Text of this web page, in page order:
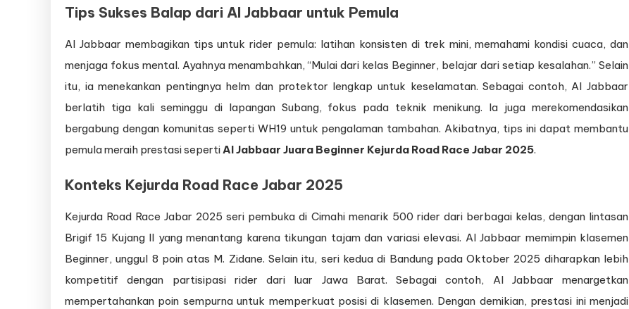
Tips Sukses Balap dari Al Jabbaar untuk Pemula
Al Jabbaar membagikan tips untuk rider pemula: latihan konsisten di trek mini, memahami kondisi cuaca, dan
menjaga fokus mental. Ayahnya menambahkan, “Mulai dari kelas Beginner, belajar dari setiap kesalahan.” Selain
itu, ia menekankan pentingnya helm dan protektor lengkap untuk keselamatan. Sebagai contoh, Al Jabbaar
berlatih tiga kali seminggu di lapangan Subang, fokus pada teknik menikung. Ia juga merekomendasikan
bergabung dengan komunitas seperti WH19 untuk pengalaman tambahan. Akibatnya, tips ini dapat membantu
pemula meraih prestasi sepertiAl Jabbaar Juara Beginner Kejurda Road Race Jabar 2025.
Konteks Kejurda Road Race Jabar 2025
Kejurda Road Race Jabar 2025 seri pembuka di Cimahi menarik 500 rider dari berbagai kelas, dengan lintasan
Brigif 15 Kujang II yang menantang karena tikungan tajam dan variasi elevasi. Al Jabbaar memimpin klasemen
Beginner, unggul 8 poin atas M. Zidane. Selain itu, seri kedua di Bandung pada Oktober 2025 diharapkan lebih
kompetitif dengan partisipasi rider dari luar Jawa Barat. Sebagai contoh, Al Jabbaar menargetkan
mempertahankan poin sempurna untuk memperkuat posisi di klasemen. Dengan demikian, prestasi ini menjadi